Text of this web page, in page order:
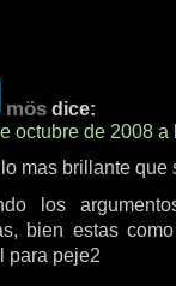
mös dice:
octubre de 2008 a
mas brillante que
los
bien estas
para peje2